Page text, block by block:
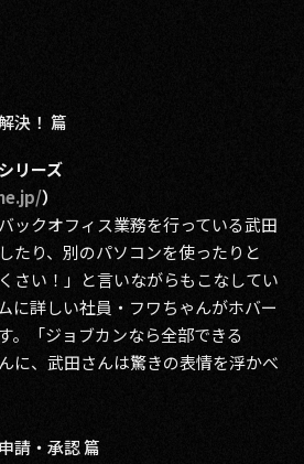
2017
2016
2015
2014
決！ 篇
リーズ
）
ックオフィス業務を行っている武田
たり、別のパソコンを使ったりと
さい！」と言いながらもこなしてい
に詳しい社員・フワちゃんがホバー
。「ジョブカンなら全部できる
に、武田さんは驚きの表情を浮かべ
請・承認 篇